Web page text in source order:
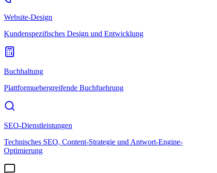
Website-Design
Kundenspezifisches Design und Entwicklung
Buchhaltung
Plattformuebergreifende Buchfuehrung
SEO-Dienstleistungen
Technisches SEO, Content-Strategie und Antwort-Engine-
Optimierung